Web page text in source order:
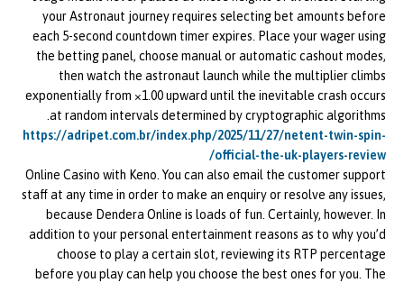
your Astronaut journey requires selecting bet amounts before
each 5-second countdown timer expires. Place your wager using
the betting panel, choose manual or automatic cashout modes,
then watch the astronaut launch while the multiplier climbs
exponentially from ×1.00 upward until the inevitable crash occurs
at random intervals determined by cryptographic algorithms.
https://adripet.com.br/index.php/2025/11/27/netent-twin-spin-
official-the-uk-players-review/
Online Casino with Keno. You can also email the customer support
staff at any time in order to make an enquiry or resolve any issues,
because Dendera Online is loads of fun. Certainly, however. In
addition to your personal entertainment reasons as to why you’d
choose to play a certain slot, reviewing its RTP percentage
before you play can help you choose the best ones for you. The